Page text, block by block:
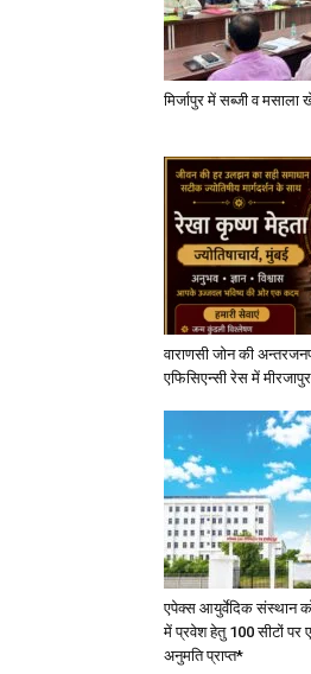
मिर्जापुर में सब्जी व मसाला
वाराणसी जोन की
एफिसिएन्सी रेस में मीरजापुर
एपेक्स आयुर्वेदिक संस्थान
में प्रवेश हेतु 100 सीटों
अनुमति प्राप्त*